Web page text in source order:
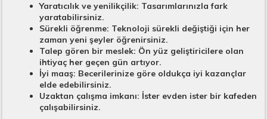
Yaratıcılık ve yenilikçilik: Tasarımlarınızla fark
yaratabilirsiniz.
Sürekli öğrenme: Teknoloji sürekli değiştiği için her
zaman yeni şeyler öğrenirsiniz.
Talep gören bir meslek: Ön yüz geliştiricilere olan
ihtiyaç her geçen gün artıyor.
İyi maaş: Becerilerinize göre oldukça iyi kazançlar
elde edebilirsiniz.
Uzaktan çalışma imkanı: İster evden ister bir kafeden
çalışabilirsiniz.